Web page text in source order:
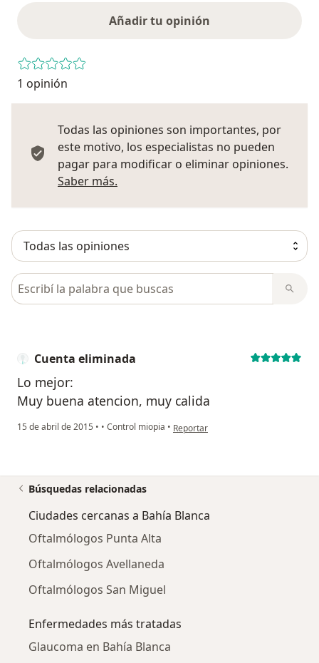
Añadir tu opinión
1 opinión
Todas las opiniones son importantes, por
este motivo, los especialistas no pueden
pagar para modificar o eliminar opiniones.
Saber más.
Busca en opiniones
Cuenta eliminada
Lo mejor:
Muy buena atencion, muy calida
15 de abril de 2015 • • Control miopia • en opinión del usuario Cuenta
Reportar
Búsquedas relacionadas
Ciudades cercanas a Bahía Blanca
Oftalmólogos Punta Alta
Oftalmólogos Avellaneda
Oftalmólogos San Miguel
Enfermedades más tratadas
Glaucoma en Bahía Blanca